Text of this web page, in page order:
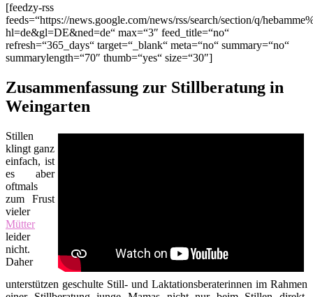
[feedzy-rss
feeds=“https://news.google.com/news/rss/search/section/q/
hl=de&gl=DE&ned=de“ max=“3″ feed_title=“no“
refresh=“365_days“ target=“_blank“ meta=“no“ summary=“no“
summarylength=“70″ thumb=“yes“ size=“30″]
Zusammenfassung zur Stillberatung in
Weingarten
Stillen
klingt ganz
einfach, ist
es aber
oftmals
zum Frust
vieler
Mütter
leider
nicht.
Daher
unterstützen geschulte Still- und Laktationsberaterinnen im Rahmen